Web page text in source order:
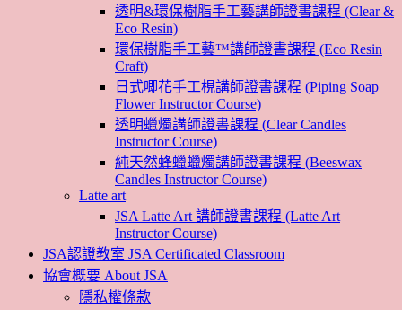
透明&環保樹脂手工藝講師證書課程 (Clear &
Eco Resin)
環保樹脂手工藝™講師證書課程 (Eco Resin
Craft)
日式唧花手工梘講師證書課程 (Piping Soap
Flower Instructor Course)
透明蠟燭講師證書課程 (Clear Candles
Instructor Course)
純天然蜂蠟蠟燭講師證書課程 (Beeswax
Candles Instructor Course)
Latte art
JSA Latte Art 講師證書課程 (Latte Art
Instructor Course)
JSA認證教室 JSA Certificated Classroom
協會概要 About JSA
隱私權條款